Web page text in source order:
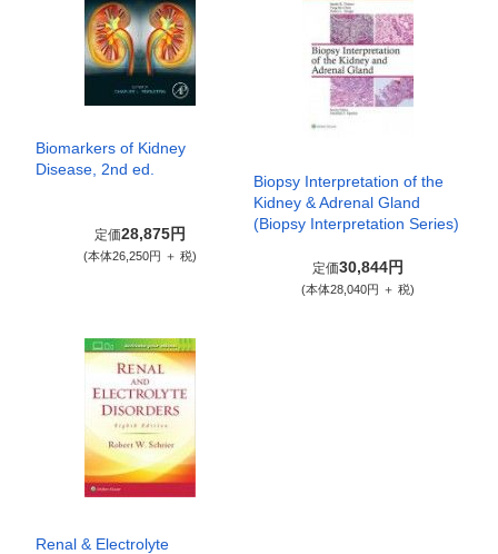
Biomarkers of Kidney
Disease, 2nd ed.
定価28,875円
(本体26,250円 ＋ 税)
Biopsy Interpretation of the
Kidney & Adrenal Gland
(Biopsy Interpretation Series)
定価30,844円
(本体28,040円 ＋ 税)
Renal & Electrolyte